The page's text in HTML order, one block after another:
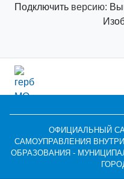
Подключить версию:
ОФИЦИАЛЬНЫЙ
САМОУПРАВЛЕНИЯ
ОБРАЗОВАНИЯ -